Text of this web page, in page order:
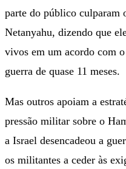
parte do público
Netanyahu, dizendo que
vivos em um acordo com
guerra de quase 11 meses.
Mas outros apoiam a
pressão militar sobre o
a Israel desencadeou a
os militantes a ceder às